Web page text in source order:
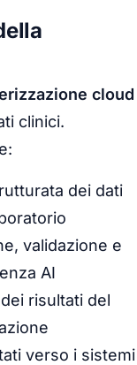
cloud
clinici.
dei dati
validazione e
AI
risultati del
verso i sistemi